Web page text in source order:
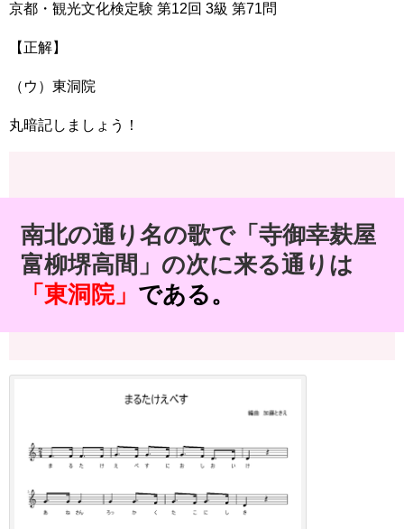
京都・観光文化検定験 第12回 3級 第71問
【正解】
（ウ）東洞院
丸暗記しましょう！
南北の通り名の歌で「寺御幸麸屋
富柳堺高間」の次に来る通りは
「東洞院」 である。